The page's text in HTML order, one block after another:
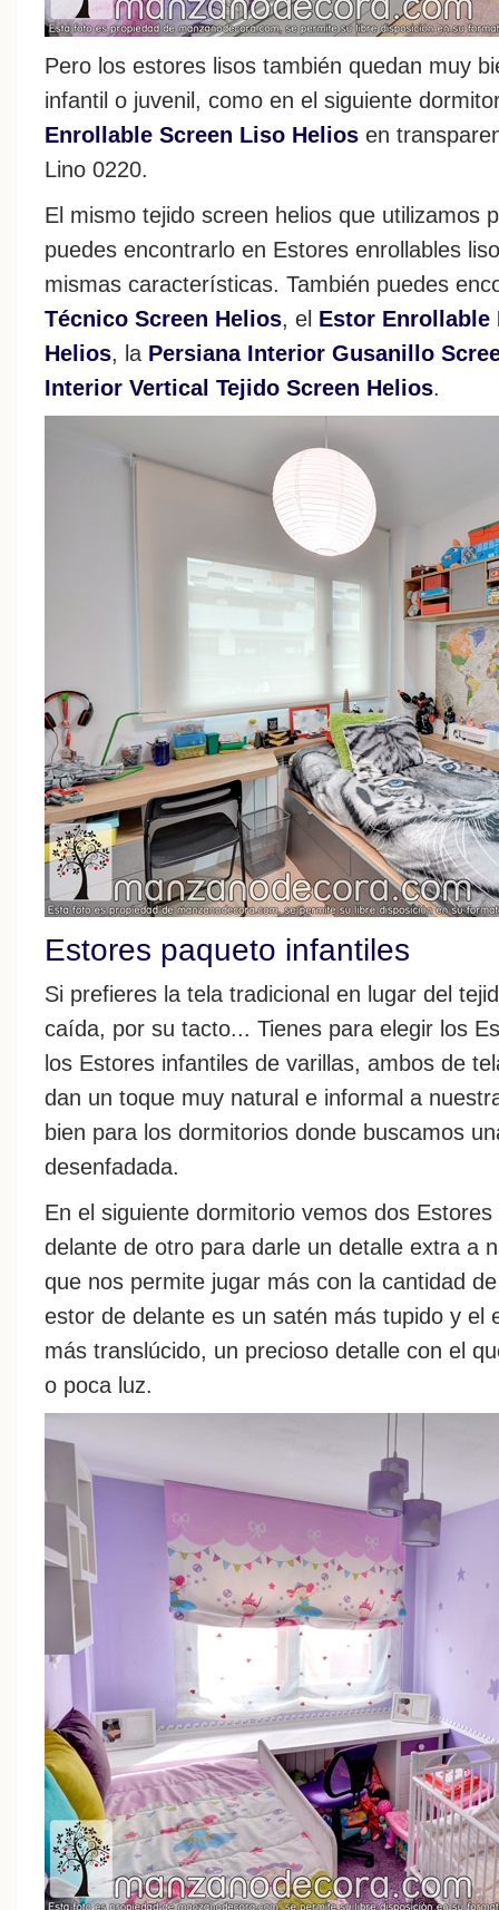
Pero los estores lisos también quedan muy
infantil o juvenil, como en el siguiente
Enrollable Screen Liso Helios en
Lino 0220.
El mismo tejido screen helios que utilizamos
puedes encontrarlo en Estores enrollables
mismas características. También puedes
Técnico Screen Helios, el Estor
Helios, la Persiana Interior Gusanillo
Interior Vertical Tejido Screen Helios.
Estores paqueto infantiles
Si prefieres la tela tradicional en lugar del
caída, por su tacto... Tienes para elegir los
los Estores infantiles de varillas, ambos de
dan un toque muy natural e informal a
bien para los dormitorios donde buscamos
desenfadada.
En el siguiente dormitorio vemos dos
delante de otro para darle un detalle extra a
que nos permite jugar más con la cantidad
estor de delante es un satén más tupido y el
más translúcido, un precioso detalle con el
o poca luz.